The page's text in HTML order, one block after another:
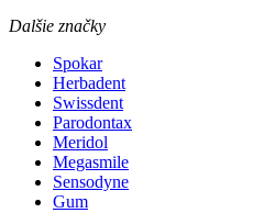
Dalšie značky
Spokar
Herbadent
Swissdent
Parodontax
Meridol
Megasmile
Sensodyne
Gum